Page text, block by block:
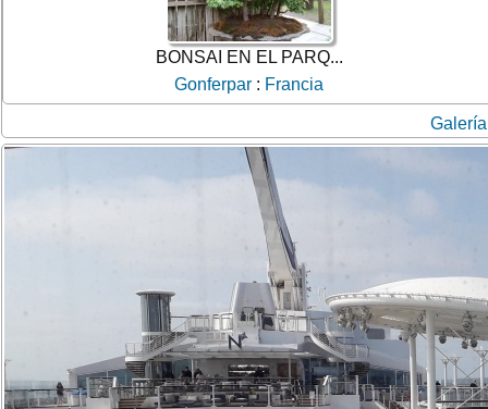
BONSAI EN EL PARQ...
Gonferpar : Francia